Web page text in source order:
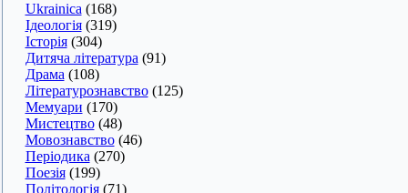
Ukrainica (168)
Ідеологія(319)
Історія(304)
Дитяча література (91)
Драма (108)
Літературознавство(125)
Мемуари (170)
Мистецтво(48)
Мовознавство(46)
Періодика (270)
Поезія(199)
Політологія(71)